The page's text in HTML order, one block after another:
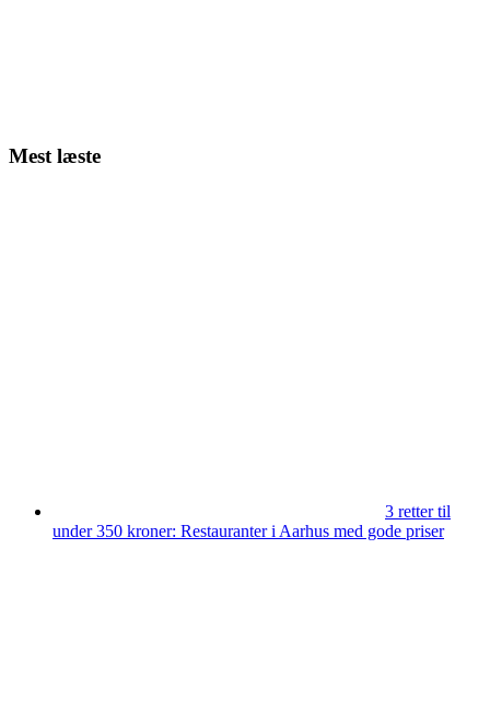
Mest læste
3 retter til
under 350 kroner: Restauranter i Aarhus med gode priser